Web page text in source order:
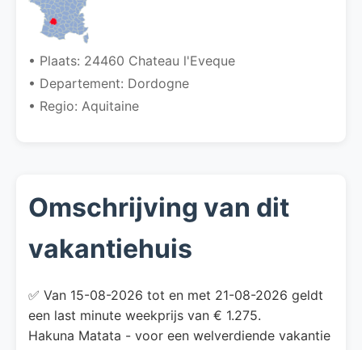
• Plaats: 24460 Chateau l'Eveque
• Departement: Dordogne
• Regio: Aquitaine
Omschrijving van dit
vakantiehuis
✅ Van 15-08-2026 tot en met 21-08-2026 geldt
een last minute weekprijs van € 1.275.
Hakuna Matata - voor een welverdiende vakantie